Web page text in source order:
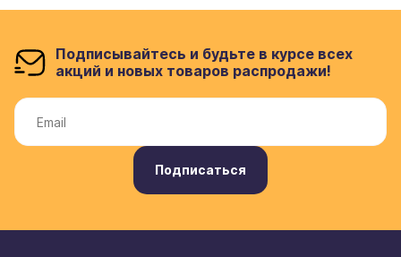
Подписывайтесь и будьте в курсе всех
акций и новых товаров распродажи!
Подписаться